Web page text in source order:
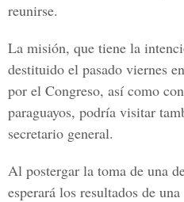
reunirse.
La misión, que tiene la
destituido el pasado viernes
por el Congreso, así como
paraguayos, podría visitar
secretario general.
Al postergar la toma de una
esperará los resultados de